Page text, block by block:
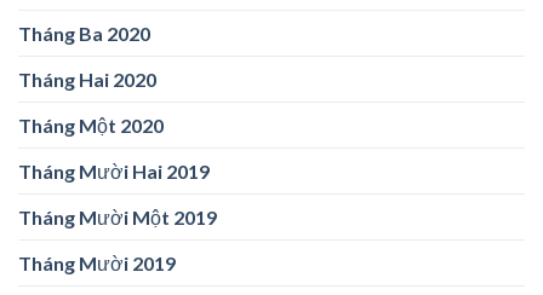
Tháng Ba 2020
Tháng Hai 2020
Tháng Một 2020
Tháng Mười Hai 2019
Tháng Mười Một 2019
Tháng Mười 2019